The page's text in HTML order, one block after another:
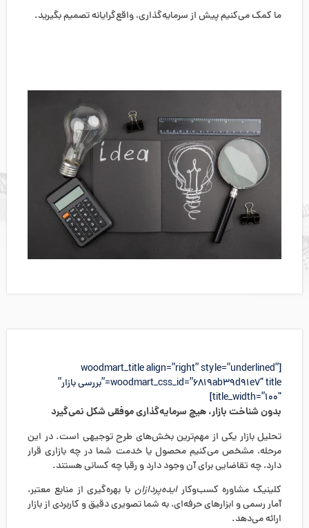
ما کمک می‌کنیم پیش از سرمایه‌گذاری، واقع‌گرایانه تصمیم بگیرید.
[woodmart_title align=”right” style=”underlined”
woodmart_css_id=”6819ab39d91e7″ title=”بررسی بازار”
title_width=”100″]
بدون شناخت بازار، هیچ سرمایه‌گذاری موفقی شکل نمی‌گیرد
تحلیل بازار یکی از مهم‌ترین بخش‌های طرح توجیهی است. در این
مرحله، مشخص می‌کنیم محصول یا خدمت شما در چه بازاری قرار
دارد، چه تقاضایی برای آن وجود دارد و رقبا چه کسانی هستند.
کلینیک مشاوره کسب‌وکارایده‌پردازان با بهره‌گیری از منابع معتبر،
آمار رسمی و ابزارهای حرفه‌ای، به شما تصویری دقیق و کاربردی از بازار
ارائه می‌دهد.